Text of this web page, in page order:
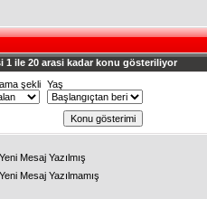
1 ile 20 arasi kadar konu gösteriliyor
şekli Yaş
Mesaj Yazılmış
Mesaj Yazılmamış